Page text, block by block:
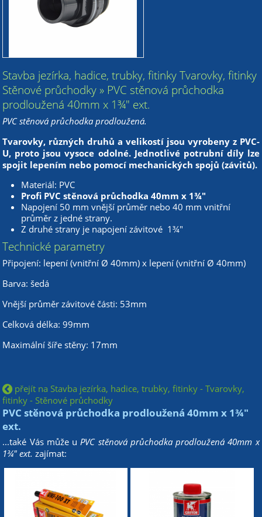
Stavba jezírka, hadice, trubky, fitinky Tvarovky, fitinky
Stěnové průchodky » PVC stěnová průchodka
prodloužená 40mm x 1¾" ext.
PVC stěnová průchodka prodloužená.
Tvarovky, různých druhů a velikostí jsou vyrobeny z PVC-
U, proto jsou vysoce odolné. Jednotlivé potrubní díly lze
spojit lepením nebo pomocí mechanických spojů (závitů).
Materiál: PVC
Profi PVC stěnová průchodka 40mm x 1¾"
Napojení 50 mm vnější průměr nebo 40 mm vnitřní
průměr z jedné strany.
Z druhé strany je napojení závitové 1¾"
Technické parametry
Připojení: lepení (vnitřní Ø 40mm) x lepení (vnitřní Ø 40mm)
Barva: šedá
Vnější průměr závitové části: 53mm
Celková délka: 99mm
Maximální šíře stěny: 17mm
přejít na Stavba jezírka, hadice, trubky, fitinky - Tvarovky,
fitinky - Stěnové průchodky
PVC stěnová průchodka prodloužená 40mm x 1¾"
ext.
...také Vás může u PVC stěnová průchodka prodloužená 40mm x
1¾" ext. zajímat: